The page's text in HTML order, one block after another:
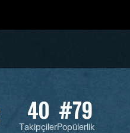
40
Takipçiler
#79
Popülerlik